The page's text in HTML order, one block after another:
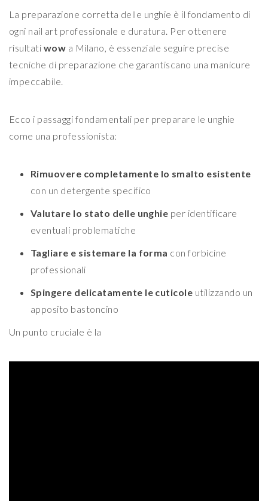
La preparazione corretta delle unghie è il fondamento di
ogni nail art professionale e duratura. Per ottenere
risultati wow a Milano, è essenziale seguire precise
tecniche di preparazione che garantiscano una manicure
impeccabile.
Ecco i passaggi fondamentali per preparare le unghie
come una professionista:
Rimuovere completamente lo smalto esistente
con un detergente specifico
Valutare lo stato delle unghie per identificare
eventuali problematiche
Tagliare e sistemare la forma con forbicine
professionali
Spingere delicatamente le cuticole utilizzando un
apposito bastoncino
Un punto cruciale è la